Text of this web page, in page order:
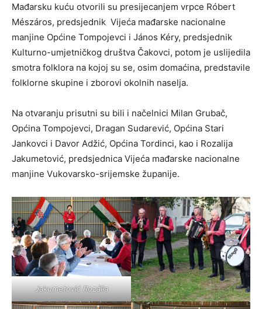
Mađarsku kuću otvorili su presijecanjem vrpce Róbert
Mészáros, predsjednik Vijeća mađarske nacionalne
manjine Općine Tompojevci i János Kéry, predsjednik
Kulturno-umjetničkog društva Čakovci, potom je uslijedila
smotra folklora na kojoj su se, osim domaćina, predstavile
folklorne skupine i zborovi okolnih naselja.
Na otvaranju prisutni su bili i načelnici Milan Grubač,
Općina Tompojevci, Dragan Sudarević, Općina Stari
Jankovci i Davor Adžić, Općina Tordinci, kao i Rozalija
Jakumetović, predsjednica Vijeća mađarske nacionalne
manjine Vukovarsko-srijemske županije.
Jakumetović Rozália